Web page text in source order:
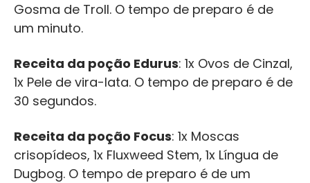
Gosma de Troll. O tempo de preparo é de
um minuto.
Receita da poção Edurus: 1x Ovos de Cinzal,
1x Pele de vira-lata. O tempo de preparo é de
30 segundos.
Receita da poção Focus: 1x Moscas
crisopídeos, 1x Fluxweed Stem, 1x Língua de
Dugbog. O tempo de preparo é de um